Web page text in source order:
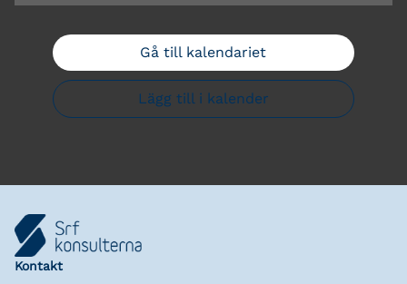
Gå till kalendariet
Lägg till i kalender
Kontakt